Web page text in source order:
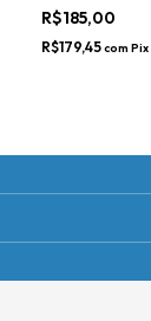
R$185,00
R$179,45com Pix